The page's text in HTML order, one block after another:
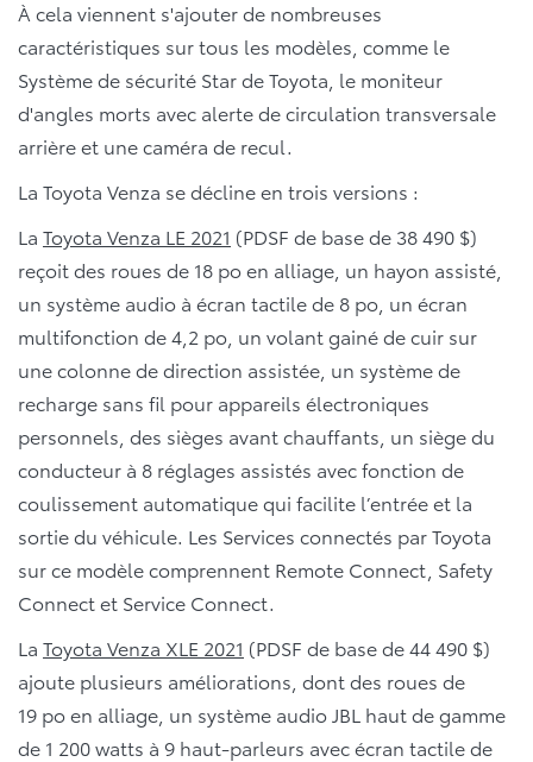
À cela viennent s'ajouter de nombreuses
caractéristiques sur tous les modèles, comme le
Système de sécurité Star de Toyota, le moniteur
d'angles morts avec alerte de circulation transversale
arrière et une caméra de recul.
La Toyota Venza se décline en trois versions :
La Toyota Venza LE 2021 (PDSF de base de 38 490 $)
reçoit des roues de 18 po en alliage, un hayon assisté,
un système audio à écran tactile de 8 po, un écran
multifonction de 4,2 po, un volant gainé de cuir sur
une colonne de direction assistée, un système de
recharge sans fil pour appareils électroniques
personnels, des sièges avant chauffants, un siège du
conducteur à 8 réglages assistés avec fonction de
coulissement automatique qui facilite l’entrée et la
sortie du véhicule. Les Services connectés par Toyota
sur ce modèle comprennent Remote Connect, Safety
Connect et Service Connect.
La Toyota Venza XLE 2021 (PDSF de base de 44 490 $)
ajoute plusieurs améliorations, dont des roues de
19 po en alliage, un système audio JBL haut de gamme
de 1 200 watts à 9 haut-parleurs avec écran tactile de